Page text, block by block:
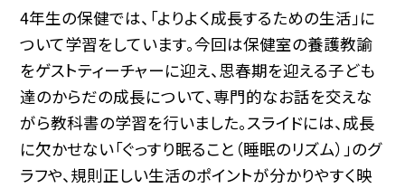
4年生の保健では、「よりよく成長するための生活」に
ついて学習をしています。今回は保健室の養護教諭
をゲストティーチャーに迎え、思春期を迎える子ども
達のからだの成長について、専門的なお話を交えな
がら教科書の学習を行いました。スライドには、成長
に欠かせない「ぐっすり眠ること（睡眠のリズム）」のグ
ラフや、規則正しい生活のポイントが分かりやすく映